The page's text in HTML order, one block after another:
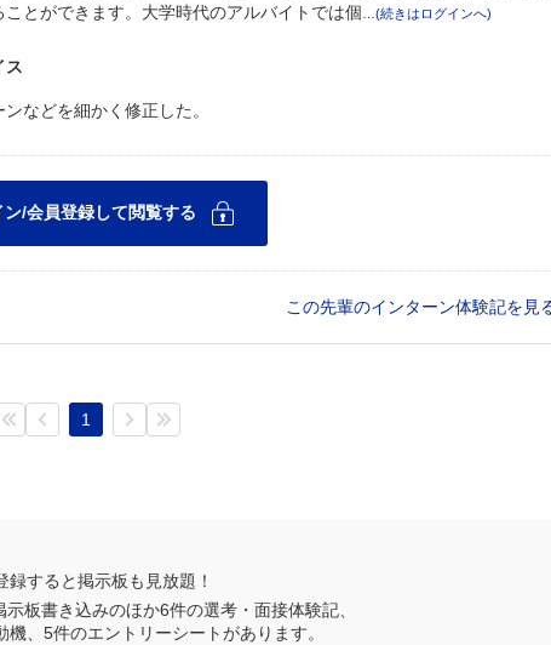
とができます。大学時代のアルバイトでは個
ス
などを細かく修正した。
この先輩のインターン体験記を見
1
録すると掲示板も見放題！
示板書き込みのほか6件の選考・面接体験記、
、 5件のエントリーシートがあります。